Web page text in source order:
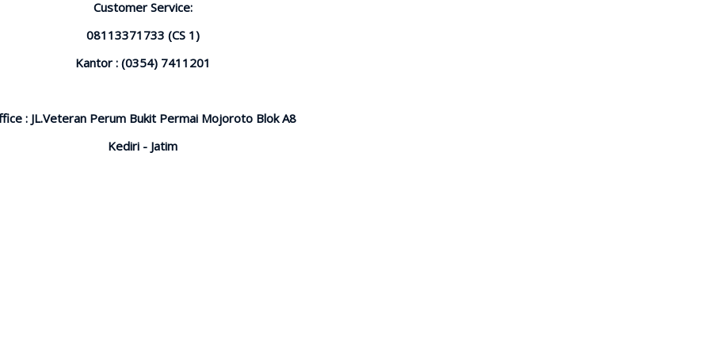
Customer Service:
08113371733 (CS 1)
Kantor : (0354) 7411201
: JL.Veteran Perum Bukit Permai Mojoroto Blok A8
Kediri - Jatim